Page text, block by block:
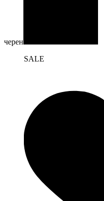
черен
SALE